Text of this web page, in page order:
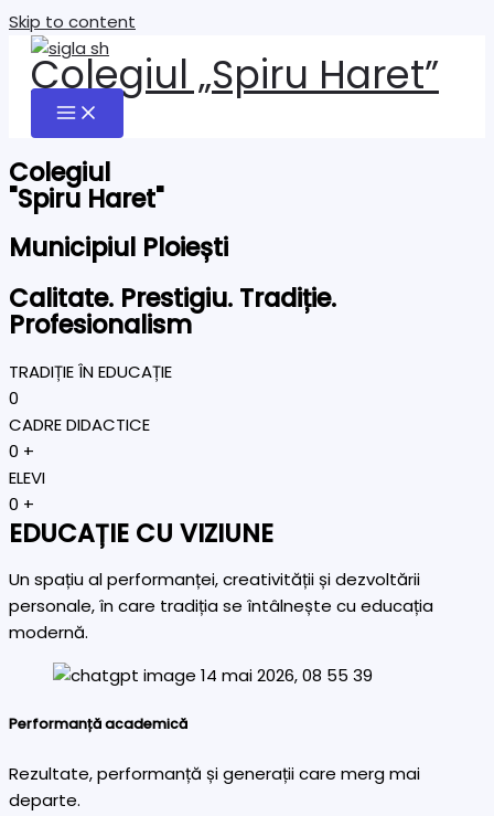
Skip to content
Colegiul „Spiru Haret”
Colegiul
"Spiru Haret"
Municipiul Ploiești
Calitate. Prestigiu. Tradiție.
Profesionalism
TRADIȚIE ÎN EDUCAȚIE
0
CADRE DIDACTICE
0 +
ELEVI
0 +
EDUCAȚIE CU VIZIUNE
Un spațiu al performanței, creativității și dezvoltării
personale, în care tradiția se întâlnește cu educația
modernă.
Performanță academică
Rezultate, performanță și generații care merg mai
departe.